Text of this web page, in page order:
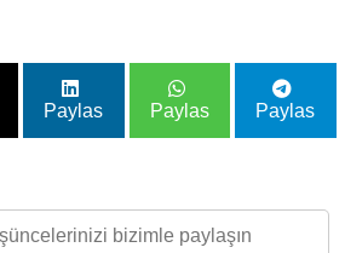
Paylas Paylas Paylas